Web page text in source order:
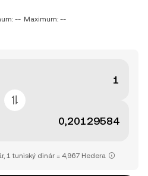
-- Maximum: --
1 tuniský dinár = 4,967 Hedera